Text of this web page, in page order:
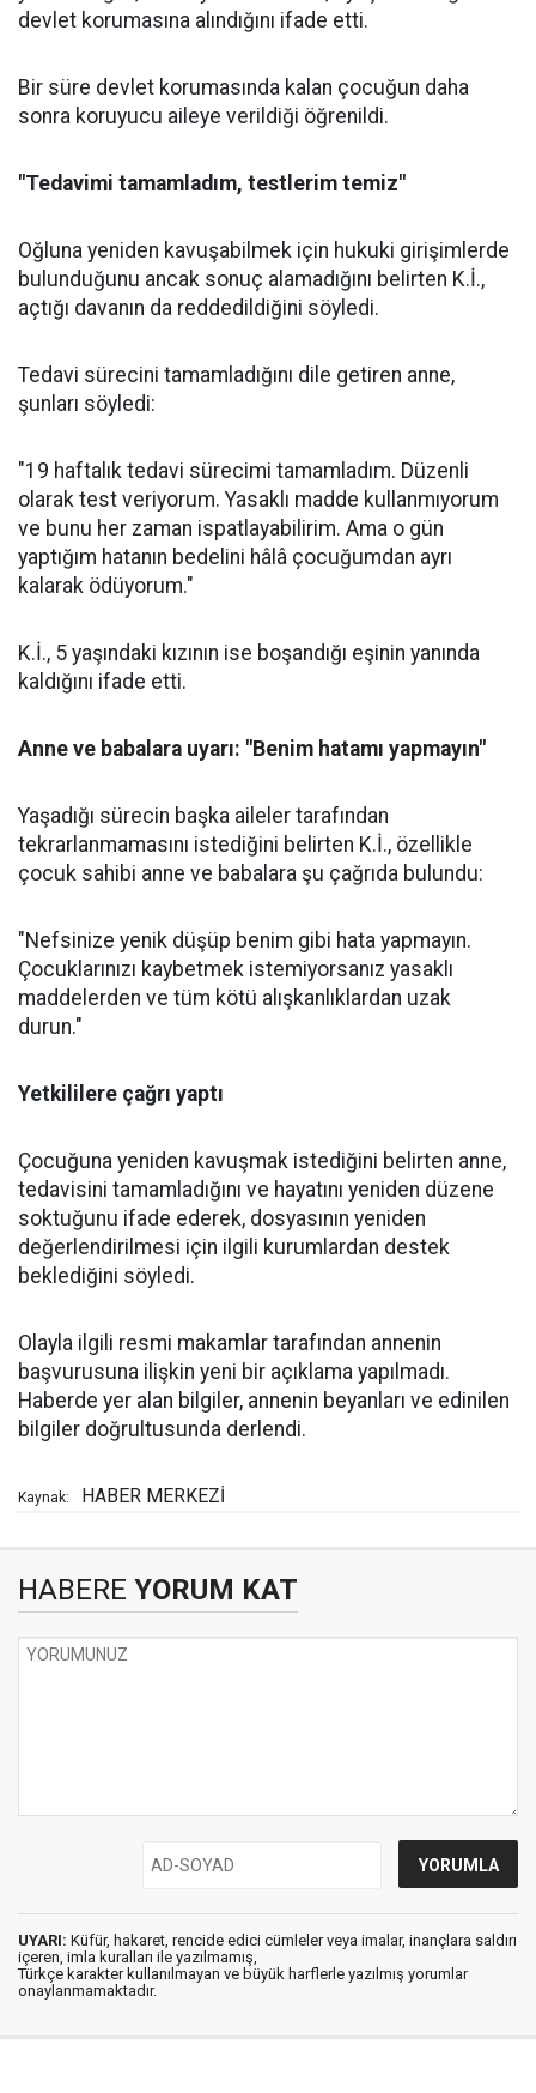
devlet korumasına alındığını ifade etti.
Bir süre devlet korumasında kalan çocuğun daha
sonra koruyucu aileye verildiği öğrenildi.
"Tedavimi tamamladım, testlerim temiz"
Oğluna yeniden kavuşabilmek için hukuki girişimlerde
bulunduğunu ancak sonuç alamadığını belirten K.İ.,
açtığı davanın da reddedildiğini söyledi.
Tedavi sürecini tamamladığını dile getiren anne,
şunları söyledi:
"19 haftalık tedavi sürecimi tamamladım. Düzenli
olarak test veriyorum. Yasaklı madde kullanmıyorum
ve bunu her zaman ispatlayabilirim. Ama o gün
yaptığım hatanın bedelini hâlâ çocuğumdan ayrı
kalarak ödüyorum."
K.İ., 5 yaşındaki kızının ise boşandığı eşinin yanında
kaldığını ifade etti.
Anne ve babalara uyarı: "Benim hatamı yapmayın"
Yaşadığı sürecin başka aileler tarafından
tekrarlanmamasını istediğini belirten K.İ., özellikle
çocuk sahibi anne ve babalara şu çağrıda bulundu:
"Nefsinize yenik düşüp benim gibi hata yapmayın.
Çocuklarınızı kaybetmek istemiyorsanız yasaklı
maddelerden ve tüm kötü alışkanlıklardan uzak
durun."
Yetkililere çağrı yaptı
Çocuğuna yeniden kavuşmak istediğini belirten anne,
tedavisini tamamladığını ve hayatını yeniden düzene
soktuğunu ifade ederek, dosyasının yeniden
değerlendirilmesi için ilgili kurumlardan destek
beklediğini söyledi.
Olayla ilgili resmi makamlar tarafından annenin
başvurusuna ilişkin yeni bir açıklama yapılmadı.
Haberde yer alan bilgiler, annenin beyanları ve edinilen
bilgiler doğrultusunda derlendi.
Kaynak: HABER MERKEZİ
HABERE YORUM KAT
UYARI: Küfür, hakaret, rencide edici cümleler veya imalar, inançlara saldırı
içeren, imla kuralları ile yazılmamış,
Türkçe karakter kullanılmayan ve büyük harflerle yazılmış yorumlar
onaylanmamaktadır.